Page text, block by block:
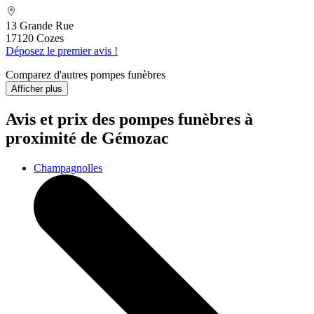
13 Grande Rue
17120 Cozes
Déposez le premier avis !
Comparez d'autres pompes funèbres
Afficher plus
Avis et prix des pompes funèbres à
proximité de Gémozac
Champagnolles